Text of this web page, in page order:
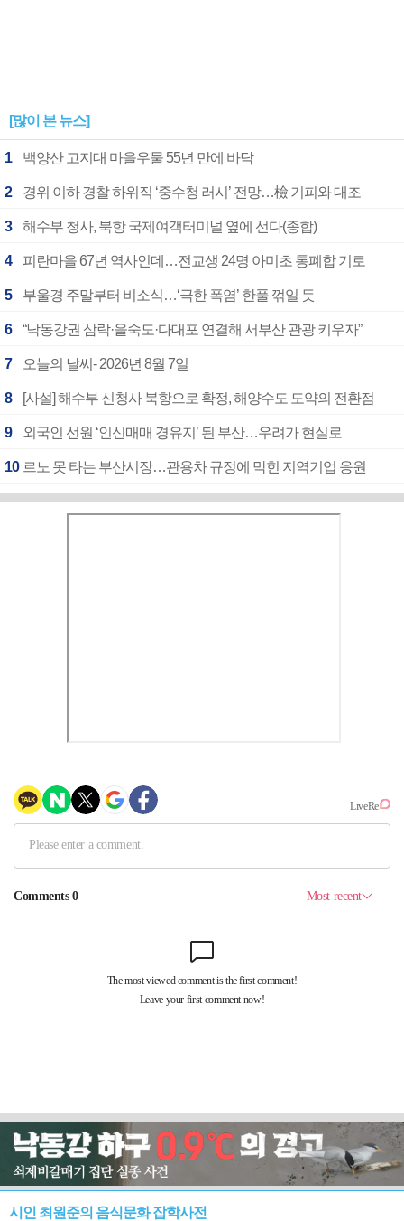
[많이 본 뉴스]
1 백양산 고지대 마을우물 55년 만에 바닥
2 경위 이하 경찰 하위직 ‘중수청 러시’ 전망…檢 기피와 대조
3 해수부 청사, 북항 국제여객터미널 옆에 선다(종합)
4 피란마을 67년 역사인데…전교생 24명 아미초 통폐합 기로
5 부울경 주말부터 비소식…‘극한 폭염’ 한풀 꺾일 듯
6 “낙동강권 삼락·을숙도·다대포 연결해 서부산 관광 키우자”
7 오늘의 날씨- 2026년 8월 7일
8 [사설] 해수부 신청사 북항으로 확정, 해양수도 도약의 전환점
9 외국인 선원 ‘인신매매 경유지’ 된 부산…우려가 현실로
10 르노 못 타는 부산시장…관용차 규정에 막힌 지역기업 응원
시인 최원준의 음식문화 잡학사전